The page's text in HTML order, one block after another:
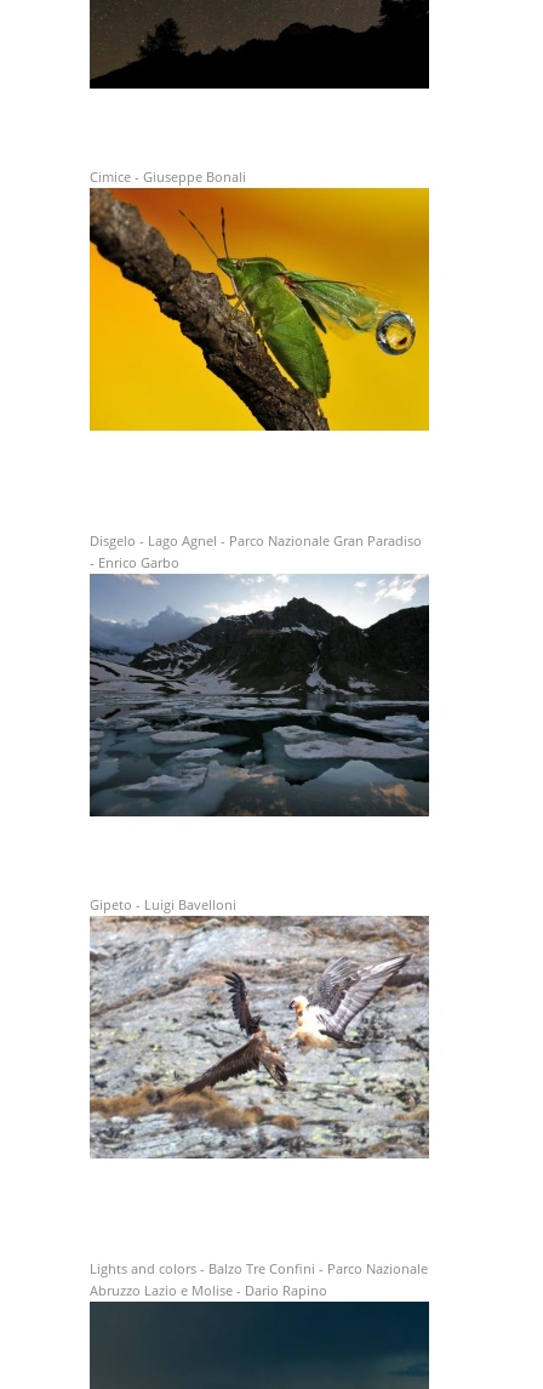
Cimice - Giuseppe Bonali
Disgelo - Lago Agnel - Parco Nazionale Gran Paradiso
- Enrico Garbo
Gipeto - Luigi Bavelloni
Lights and colors - Balzo Tre Confini - Parco Nazionale
Abruzzo Lazio e Molise - Dario Rapino